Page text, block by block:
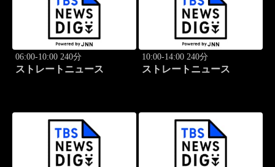
06:00-10:00 240分
ストレートニュース
10:00-14:00 240分
ストレートニュース